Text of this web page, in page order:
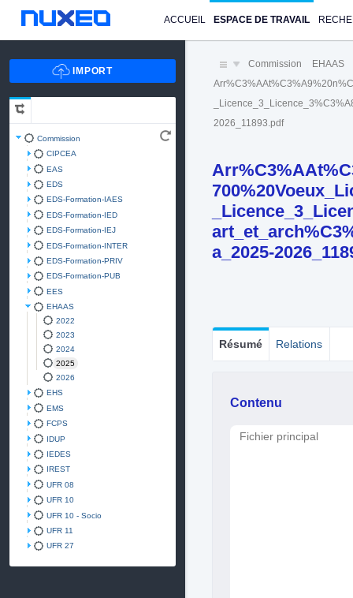
ACCUEIL ESPACE DE TRAVAIL
Commission
CIPCEA
EAS
EDS
EDS-Formation-IAES
EDS-Formation-IED
EDS-Formation-IEJ
EDS-Formation-INTER
EDS-Formation-PRIV
EDS-Formation-PUB
EES
EHAAS
2022
2023
2024
2025
2026
EHS
EMS
FCPS
IDUP
IEDES
IREST
UFR 08
UFR 10
UFR 10 - Socio
UFR 11
UFR 27
Commission EHAAS
2026_11893.pdf
a_2025-
Résumé Relations
Contenu
Fichier principal